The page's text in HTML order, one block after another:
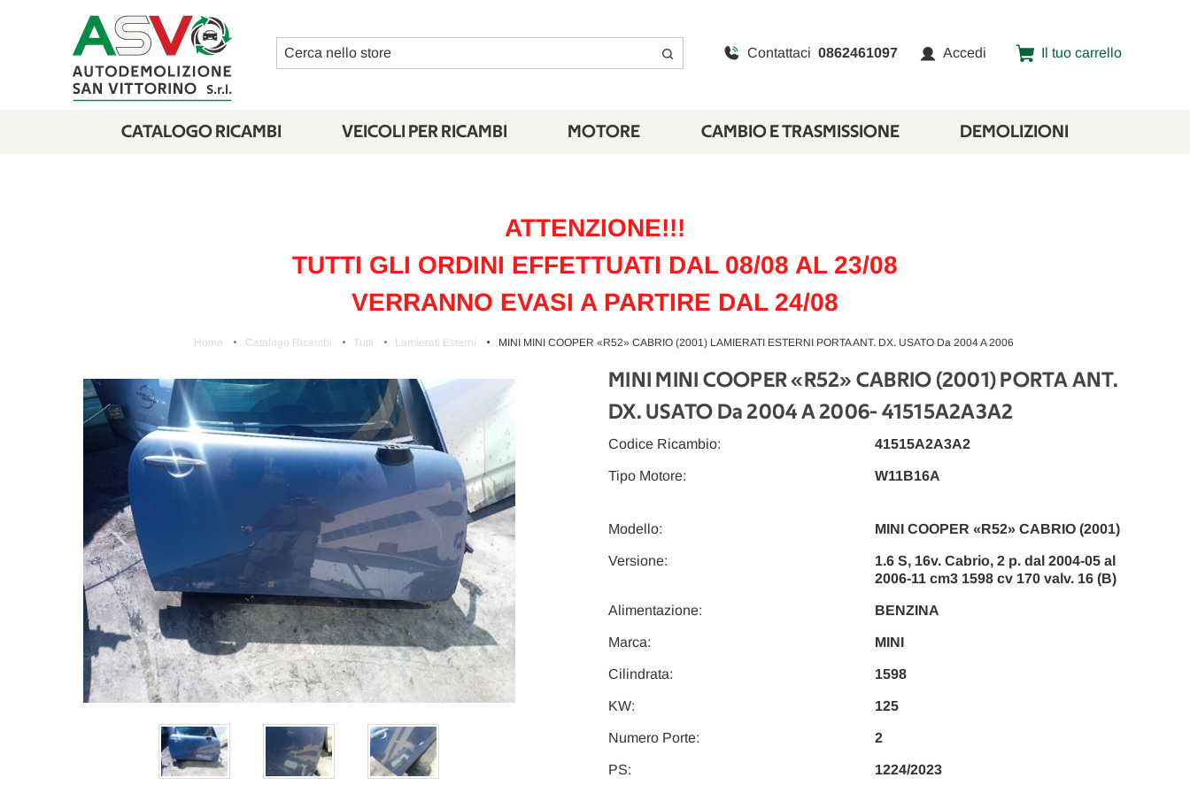
Cerca Contattaci 0862461097 Accedi Il tuo carrello
CATALOGO RICAMBI VEICOLI PER RICAMBI MOTORE CAMBIO E TRASMISSIONE DEMOLIZIONI
ATTENZIONE!!!
TUTTI GLI ORDINI EFFETTUATI DAL 08/08 AL 23/08
VERRANNO EVASI A PARTIRE DAL 24/08
Home Catalogo Ricambi Tutti Lamierati Esterni MINI MINI COOPER «R52» CABRIO (2001) LAMIERATI ESTERNI PORTA ANT. DX. USATO Da 2004 A 2006
MINI MINI COOPER «R52» CABRIO (2001) PORTA ANT.
DX. USATO Da 2004 A 2006- 41515A2A3A2
Modello: MINI COOPER «R52» CABRIO (2001)
Versione:
1.6 S, 16v. Cabrio, 2 p. dal 2004-05 al
2006-11 cm3 1598 cv 170 valv. 16 (B)
Codice Ricambio: 41515A2A3A2
Cilindrata: 1598
Alimentazione: BENZINA
Tipo Motore: W11B16A
Marca: MINI
KW: 125
Numero Porte: 2
PS: 1224/2023